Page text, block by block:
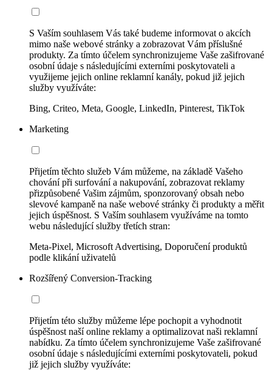
S Vaším souhlasem Vás také budeme informovat o akcích
mimo naše webové stránky a zobrazovat Vám příslušné
produkty. Za tímto účelem synchronizujeme Vaše zašifrované
osobní údaje s následujícími externími poskytovateli a
využijeme jejich online reklamní kanály, pokud již jejich
služby využíváte:
Bing, Criteo, Meta, Google, LinkedIn, Pinterest, TikTok
Marketing
Přijetím těchto služeb Vám můžeme, na základě Vašeho
chování při surfování a nakupování, zobrazovat reklamy
přizpůsobené Vašim zájmům, sponzorovaný obsah nebo
slevové kampaně na naše webové stránky či produkty a měřit
jejich úspěšnost. S Vaším souhlasem využíváme na tomto
webu následující služby třetích stran:
Meta-Pixel, Microsoft Advertising, Doporučení produktů
podle klikání uživatelů
Rozšířený Conversion-Tracking
Přijetím této služby můžeme lépe pochopit a vyhodnotit
úspěšnost naší online reklamy a optimalizovat naši reklamní
nabídku. Za tímto účelem synchronizujeme Vaše zašifrované
osobní údaje s následujícími externími poskytovateli, pokud
již jejich služby využíváte: